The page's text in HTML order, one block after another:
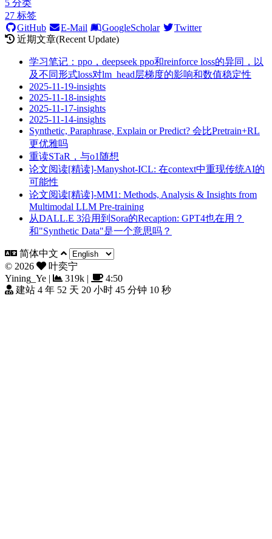
5 分类
27 标签
GitHub
E-Mail GoogleScholar
Twitter
近期文章(Recent Update)
学习笔记：ppo，deepseek ppo和reinforce loss的异同，以
及不同形式loss对lm_head层梯度的影响和数值稳定性
2025-11-19-insights
2025-11-18-insights
2025-11-17-insights
2025-11-14-insights
Synthetic, Paraphrase, Explain or Predict? 会比Pretrain+RL
更优雅吗
重读STaR，与o1随想
论文阅读[精读]-Manyshot-ICL: 在context中重现传统AI的
可能性
论文阅读[精读]-MM1: Methods, Analysis & Insights from
Multimodal LLM Pre-training
从DALL.E 3沿用到Sora的Recaption: GPT4也在用？
和"Synthetic Data"是一个意思吗？
简体中文
© 2026
叶奕宁
Yining_Ye | 319k |
4:50
建站 4 年 52 天 20 小时 45 分钟 11 秒